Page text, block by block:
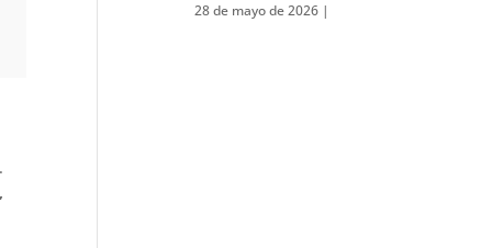
.
28 de mayo de 2026 |